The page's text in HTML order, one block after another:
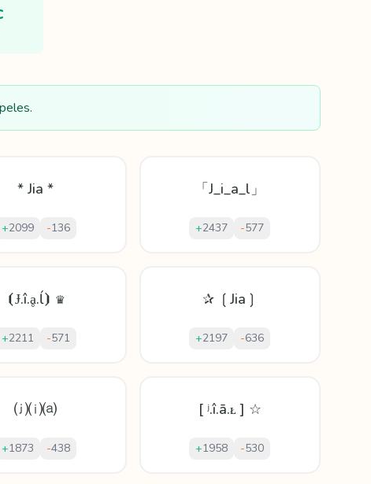
* Jia *
+2099 -136
「J_i_a_l」
+2437 -577
⦗Ɉ.î.ḁ.ĺ⦘ ♛
+2211 -571
✰ ❲Jia❳
+2197 -636
⒥⒤⒜
+1873 -438
[ ʲ.î.ā.ᴌ ] ☆
+1958 -530